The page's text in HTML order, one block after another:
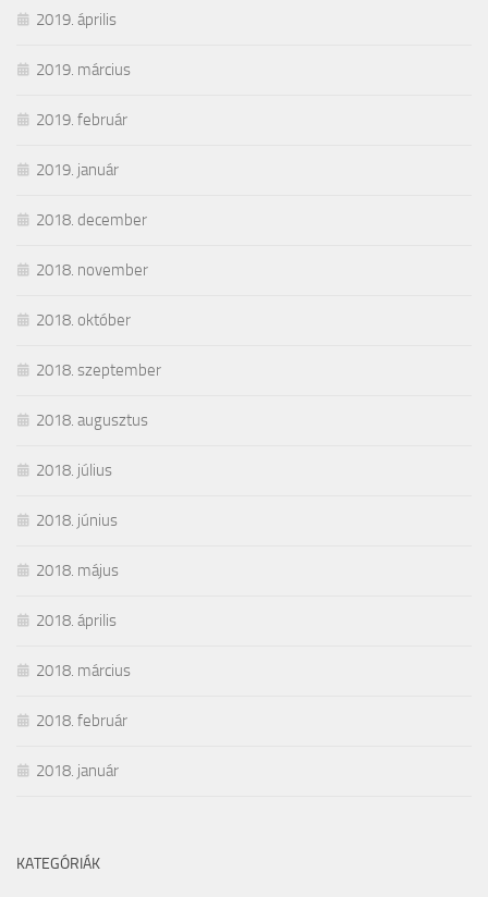
2019. április
2019. március
2019. február
2019. január
2018. december
2018. november
2018. október
2018. szeptember
2018. augusztus
2018. július
2018. június
2018. május
2018. április
2018. március
2018. február
2018. január
KATEGÓRIÁK